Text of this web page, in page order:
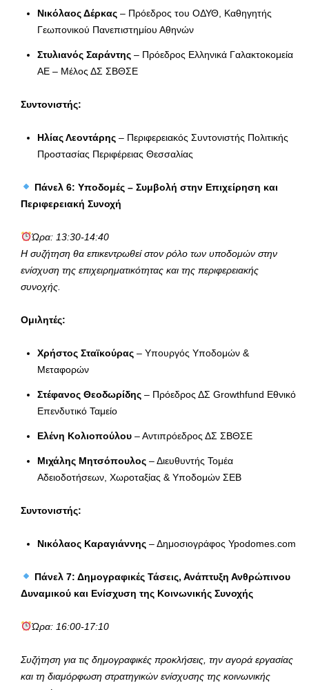
Νικόλαος Δέρκας – Πρόεδρος του ΟΔΥΘ, Καθηγητής
Γεωπονικού Πανεπιστημίου Αθηνών
Στυλιανός Σαράντης – Πρόεδρος Ελληνικά Γαλακτοκομεία
ΑΕ – Μέλος ΔΣ ΣΒΘΣΕ
Συντονιστής:
Ηλίας Λεοντάρης – Περιφερειακός Συντονιστής Πολιτικής
Προστασίας Περιφέρειας Θεσσαλίας
Πάνελ 6: Υποδομές – Συμβολή στην Επιχείρηση και
Περιφερειακή Συνοχή
Ώρα: 13:30-14:40
Η συζήτηση θα επικεντρωθεί στον ρόλο των υποδομών στην
ενίσχυση της επιχειρηματικότητας και της περιφερειακής
συνοχής.
Ομιλητές:
Χρήστος Σταϊκούρας – Υπουργός Υποδομών &
Μεταφορών
Στέφανος Θεοδωρίδης – Πρόεδρος ΔΣ Growthfund Εθνικό
Επενδυτικό Ταμείο
Ελένη Κολιοπούλου – Αντιπρόεδρος ΔΣ ΣΒΘΣΕ
Μιχάλης Μητσόπουλος – Διευθυντής Τομέα
Αδειοδοτήσεων, Χωροταξίας & Υποδομών ΣΕΒ
Συντονιστής:
Νικόλαος Καραγιάννης – Δημοσιογράφος Ypodomes.com
Πάνελ 7: Δημογραφικές Τάσεις, Ανάπτυξη Ανθρώπινου
Δυναμικού και Ενίσχυση της Κοινωνικής Συνοχής
Ώρα: 16:00-17:10
Συζήτηση για τις δημογραφικές προκλήσεις, την αγορά εργασίας
και τη διαμόρφωση στρατηγικών ενίσχυσης της κοινωνικής